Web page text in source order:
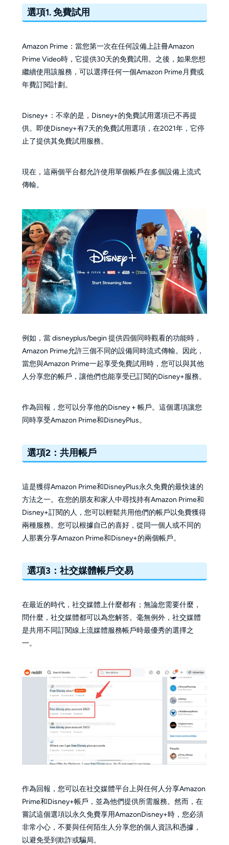
選項1. 免費試用
Amazon Prime：當您第一次在任何設備上註冊Amazon
Prime Video時，它提供30天的免費試用。之後，如果您想
繼續使用該服務，可以選擇任何一個Amazon Prime月費或
年費訂閱計劃。
Disney+：不幸的是，Disney+的免費試用選項已不再提
供。即使Disney+有7天的免費試用選項，在2021年，它停
止了提供其免費試用服務。
現在，這兩個平台都允許使用單個帳戶在多個設備上流式
傳輸。
例如，當 disneyplus/begin 提供四個同時觀看的功能時，
Amazon Prime允許三個不同的設備同時流式傳輸。因此，
當您與Amazon Prime一起享受免費試用時，您可以與其他
人分享您的帳戶，讓他們也能享受已訂閱的Disney+服務。
作為回報，您可以分享他的Disney + 帳戶。這個選項讓您
同時享受Amazon Prime和DisneyPlus。
選項2：共用帳戶
這是獲得Amazon Prime和DisneyPlus永久免費的最快速的
方法之一。在您的朋友和家人中尋找持有Amazon Prime和
Disney+訂閱的人，您可以輕鬆共用他們的帳戶以免費獲得
兩種服務。您可以根據自己的喜好，從同一個人或不同的
人那裏分享Amazon Prime和Disney+的兩個帳戶。
選項3：社交媒體帳戶交易
在最近的時代，社交媒體上什麼都有；無論您需要什麼，
問什麼，社交媒體都可以為您解答。毫無例外，社交媒體
是共用不同訂閱線上流媒體服務帳戶時最優秀的選擇之
一。
作為回報，您可以在社交媒體平台上與任何人分享Amazon
Prime和Disney+帳戶，並為他們提供所需服務。然而，在
嘗試這個選項以永久免費享用AmazonDisney+時，您必須
非常小心，不要與任何陌生人分享您的個人資訊和憑據，
以避免受到欺詐或騙局。